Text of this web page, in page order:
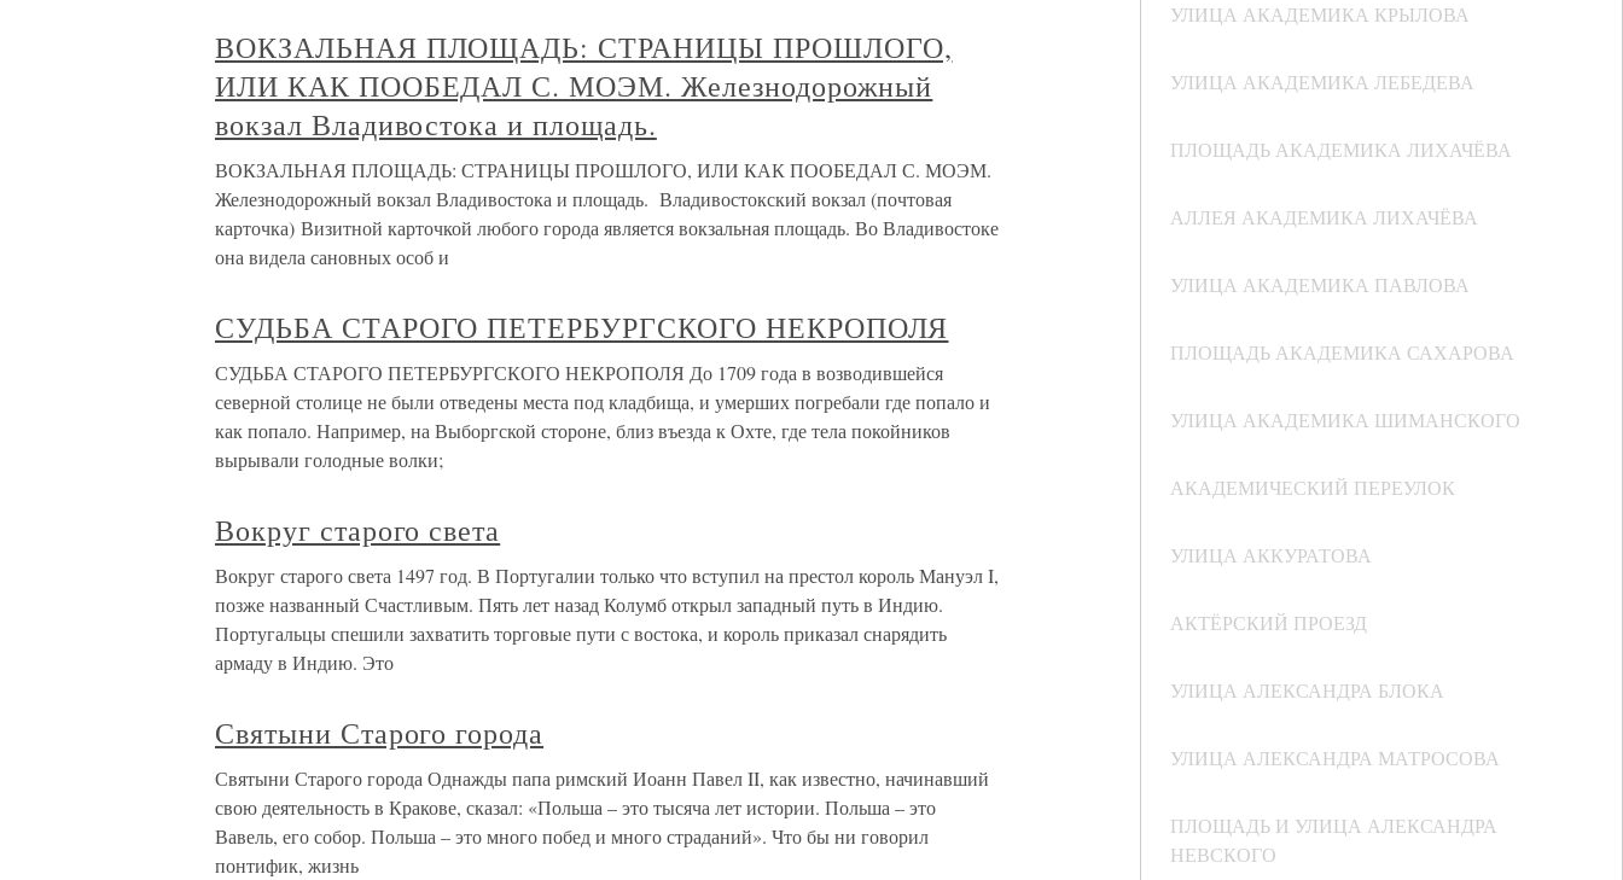
УЛИЦА АКАДЕМИКА КРЫЛОВА
УЛИЦА АКАДЕМИКА ЛЕБЕДЕВА
ПЛОЩАДЬ АКАДЕМИКА ЛИХАЧЁВА
АЛЛЕЯ АКАДЕМИКА ЛИХАЧЁВА
УЛИЦА АКАДЕМИКА ПАВЛОВА
ПЛОЩАДЬ АКАДЕМИКА САХАРОВА
УЛИЦА АКАДЕМИКА ШИМАНСКОГО
АКАДЕМИЧЕСКИЙ ПЕРЕУЛОК
УЛИЦА АККУРАТОВА
АКТЁРСКИЙ ПРОЕЗД
УЛИЦА АЛЕКСАНДРА БЛОКА
УЛИЦА АЛЕКСАНДРА МАТРОСОВА
ПЛОЩАДЬ И УЛИЦА АЛЕКСАНДРА
НЕВСКОГО
ВОКЗАЛЬНАЯ ПЛОЩАДЬ: СТРАНИЦЫ ПРОШЛОГО,
ИЛИ КАК ПООБЕДАЛ С. МОЭМ. Железнодорожный
вокзал Владивостока и площадь.
ВОКЗАЛЬНАЯ ПЛОЩАДЬ: СТРАНИЦЫ ПРОШЛОГО, ИЛИ КАК ПООБЕДАЛ С. МОЭМ.
Железнодорожный вокзал Владивостока и площадь. Владивостокский вокзал (почтовая
карточка) Визитной карточкой любого города является вокзальная площадь. Во Владивостоке
она видела сановных особ и
СУДЬБА СТАРОГО ПЕТЕРБУРГСКОГО НЕКРОПОЛЯ
СУДЬБА СТАРОГО ПЕТЕРБУРГСКОГО НЕКРОПОЛЯ До 1709 года в возводившейся
северной столице не были отведены места под кладбища, и умерших погребали где попало и
как попало. Например, на Выборгской стороне, близ въезда к Охте, где тела покойников
вырывали голодные волки;
Вокруг старого света
Вокруг старого света 1497 год. В Португалии только что вступил на престол король Мануэл I,
позже названный Счастливым. Пять лет назад Колумб открыл западный путь в Индию.
Португальцы спешили захватить торговые пути с востока, и король приказал снарядить
армаду в Индию. Это
Святыни Старого города
Святыни Старого города Однажды папа римский Иоанн Павел II, как известно, начинавший
свою деятельность в Кракове, сказал: «Польша – это тысяча лет истории. Польша – это
Вавель, его собор. Польша – это много побед и много страданий». Что бы ни говорил
понтифик, жизнь